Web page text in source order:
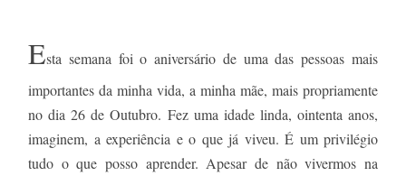
Esta semana foi o aniversário de uma das pessoas mais
importantes da minha vida, a minha mãe, mais propriamente
no dia 26 de Outubro. Fez uma idade linda, ointenta anos,
imaginem, a experiência e o que já viveu. É um privilégio
tudo o que posso aprender. Apesar de não vivermos na